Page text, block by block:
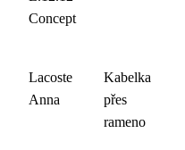
Concept
Lacoste
Anna
Kabelka
přes
rameno